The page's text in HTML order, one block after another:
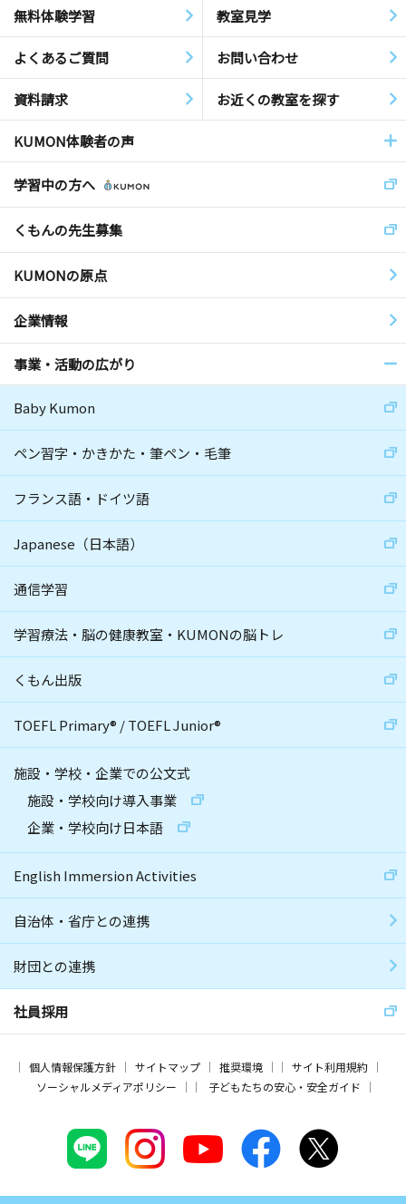
無料体験学習 教室見学
よくあるご質問 お問い合わせ
資料請求 お近くの教室を探す
KUMON体験者の声
学習中の方へ
くもんの先生募集
KUMONの原点
企業情報
事業・活動の広がり
Baby Kumon
ペン習字・かきかた・筆ペン・毛筆
フランス語・ドイツ語
Japanese（日本語）
通信学習
学習療法・脳の健康教室・KUMONの脳トレ
くもん出版
TOEFL Primary® /TOEFL Junior®
施設・学校・企業での公文式
施設・学校向け導入事業
企業・学校向け日本語
English Immersion Activities
自治体・省庁との連携
財団との連携
社員採用
個人情報保護方針 サイトマップ 推奨環境
サイト利用規約
ソーシャルメディアポリシー
子どもたちの安心・安全ガイド